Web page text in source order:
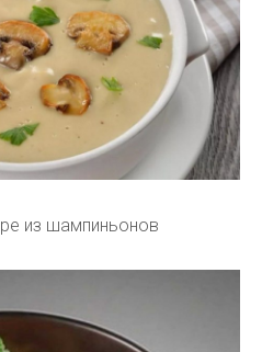
из шампиньонов